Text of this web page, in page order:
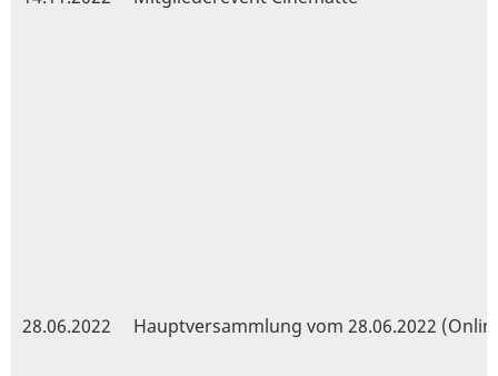
28.06.2022 Hauptversammlung vom 28.06.2022